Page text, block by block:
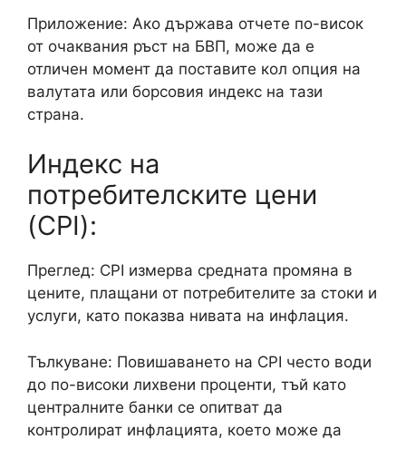
Приложение: Ако държава отчете по-висок
от очаквания ръст на БВП, може да е
отличен момент да поставите кол опция на
валутата или борсовия индекс на тази
страна.
Индекс на
потребителските цени
(CPI):
Преглед: CPI измерва средната промяна в
цените, плащани от потребителите за стоки и
услуги, като показва нивата на инфлация.
Тълкуване: Повишаването на CPI често води
до по-високи лихвени проценти, тъй като
централните банки се опитват да
контролират инфлацията, което може да